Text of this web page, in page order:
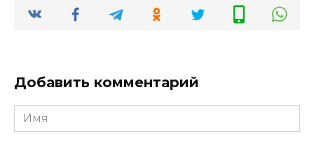
Добавить комментарий
Имя
*